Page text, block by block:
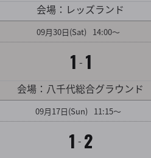
会場：レッズランド
09月30日(Sat) 14:00～
1 - 1
会場：八千代総合グラウンド
09月17日(Sun) 11:15～
1 - 2
対戦カード詳細を見る
対戦カード詳細を見る